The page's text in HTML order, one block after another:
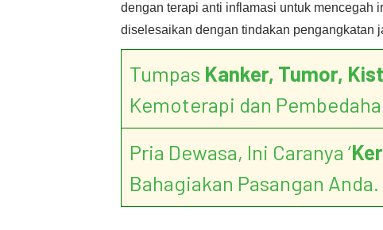
dengan terapi anti inflamasi untuk mencegah
diselesaikan dengan tindakan pengangkatan
Tumpas Kanker, Tumor,
Kemoterapi dan
Pria Dewasa, Ini Caranya ‘
Bahagiakan Pasangan Anda.